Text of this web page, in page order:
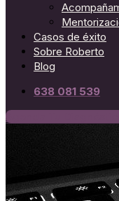
Casos de éxito
Sobre Roberto
Blog
638 081 539
Agenda Tu